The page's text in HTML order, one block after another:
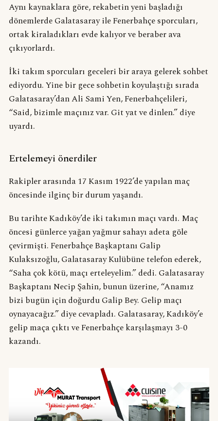
Aynı kaynaklara göre, rekabetin yeni başladığı
dönemlerde Galatasaray ile Fenerbahçe sporcuları,
ortak kiraladıkları evde kalıyor ve beraber ava
çıkıyorlardı.
İki takım sporcuları geceleri bir araya gelerek sohbet
ediyordu. Yine bir gece sohbetin koyulaştığı sırada
Galatasaray’dan Ali Sami Yen, Fenerbahçelileri,
“Said, bizimle maçınız var. Git yat ve dinlen.” diye
uyardı.
Ertelemeyi önerdiler
Rakipler arasında 17 Kasım 1922’de yapılan maç
öncesinde ilginç bir durum yaşandı.
Bu tarihte Kadıköy’de iki takımın maçı vardı. Maç
öncesi günlerce yağan yağmur sahayı adeta göle
çevirmişti. Fenerbahçe Başkaptanı Galip
Kulaksızoğlu, Galatasaray Kulübüne telefon ederek,
“Saha çok kötü, maçı erteleyelim.” dedi. Galatasaray
Başkaptanı Necip Şahin, bunun üzerine, “Anamız
bizi bugün için doğurdu Galip Bey. Gelip maçı
oynayacağız.” diye cevapladı. Galatasaray, Kadıköy’e
gelip maça çıktı ve Fenerbahçe karşılaşmayı 3-0
kazandı.